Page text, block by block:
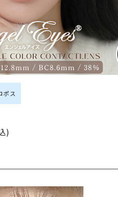
ポス
)